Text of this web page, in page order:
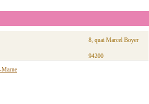
8, quai Marcel Boyer
94200
Marne